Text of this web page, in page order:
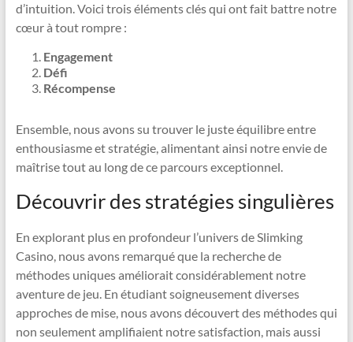
d’intuition. Voici trois éléments clés qui ont fait battre notre
cœur à tout rompre :
Engagement
Défi
Récompense
Ensemble, nous avons su trouver le juste équilibre entre
enthousiasme et stratégie, alimentant ainsi notre envie de
maîtrise tout au long de ce parcours exceptionnel.
Découvrir des stratégies singulières
En explorant plus en profondeur l’univers de Slimking
Casino, nous avons remarqué que la recherche de
méthodes uniques améliorait considérablement notre
aventure de jeu. En étudiant soigneusement diverses
approches de mise, nous avons découvert des méthodes qui
non seulement amplifiaient notre satisfaction, mais aussi